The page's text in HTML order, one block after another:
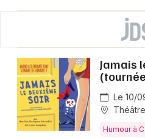
Jamais
Le 10/
Humour à